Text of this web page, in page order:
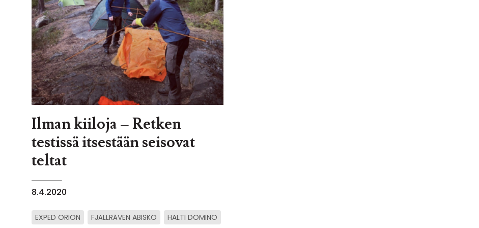
Ilman kiiloja – Retken
testissä itsestään seisovat
teltat
8.4.2020
EXPED ORION FJÄLLRÄVEN ABISKO
HALTI DOMINO